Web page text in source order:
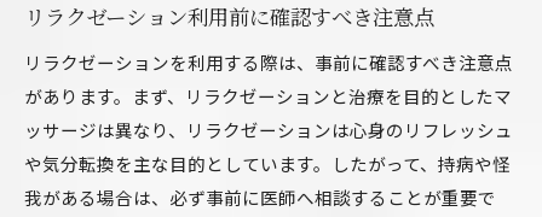
リラクゼーション利用前に確認すべき注意点
リラクゼーションを利用する際は、事前に確認すべき注意点
があります。まず、リラクゼーションと治療を目的としたマ
ッサージは異なり、リラクゼーションは心身のリフレッシュ
や気分転換を主な目的としています。したがって、持病や怪
我がある場合は、必ず事前に医師へ相談することが重要で